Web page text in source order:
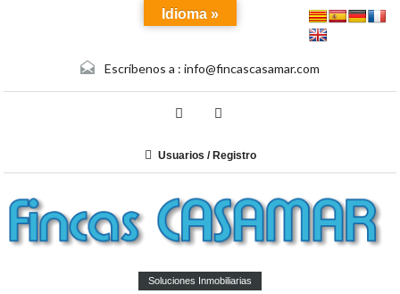
Escríbenos a : info@fincascasamar.com
Usuarios / Registro
Soluciones Inmobiliarias
Idioma »